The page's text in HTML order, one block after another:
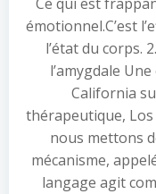
émotionnel.C’est
l’état du corps.
l’amygdale
California
thérapeutique,
nous mettons
mécanisme,
langage agit